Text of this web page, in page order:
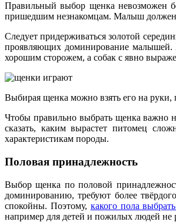
Правильный выбор щенка невозможен
пришедшим незнакомцам. Малыш должен
Следует придерживаться золотой
проявляющих доминирование малышей.
хорошим сторожем, а собак с явно
Выбирая щенка можно взять его на
Чтобы правильно выбрать щенка важно
сказать, каким вырастет питомец
характеристикам породы.
Половая принадлежность
Выбор щенка по половой
доминированию, требуют более
спокойны. Поэтому, какого пола
например для детей и пожилых людей не